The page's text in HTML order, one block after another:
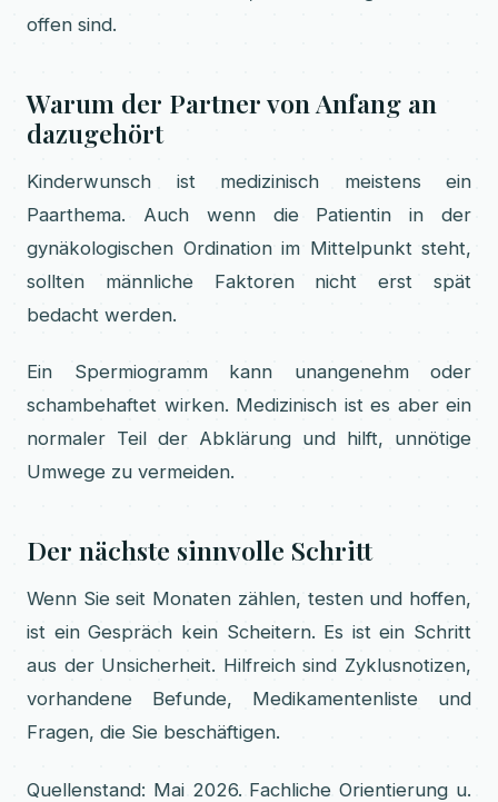
offen sind.
Warum der Partner von Anfang an
dazugehört
Kinderwunsch ist medizinisch meistens ein
Paarthema. Auch wenn die Patientin in der
gynäkologischen Ordination im Mittelpunkt steht,
sollten männliche Faktoren nicht erst spät
bedacht werden.
Ein Spermiogramm kann unangenehm oder
schambehaftet wirken. Medizinisch ist es aber ein
normaler Teil der Abklärung und hilft, unnötige
Umwege zu vermeiden.
Der nächste sinnvolle Schritt
Wenn Sie seit Monaten zählen, testen und hoffen,
ist ein Gespräch kein Scheitern. Es ist ein Schritt
aus der Unsicherheit. Hilfreich sind Zyklusnotizen,
vorhandene Befunde, Medikamentenliste und
Fragen, die Sie beschäftigen.
Quellenstand: Mai 2026. Fachliche Orientierung u.